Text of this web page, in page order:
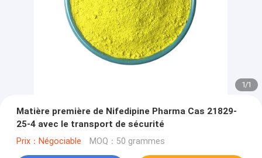
1/1
Matière première de Nifedipine Pharma Cas 21829-
25-4 avec le transport de sécurité
Prix：Négociable MOQ：50 grammes